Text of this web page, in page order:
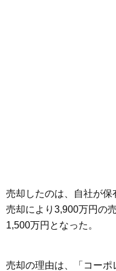
売却したのは、自社が
売却により3,900万円の
1,500万円となった。
売却の理由は、「コーポ